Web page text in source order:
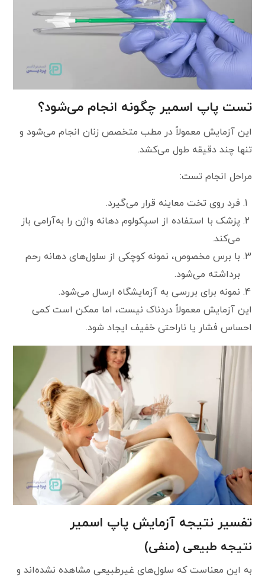
تست پاپ اسمیر چگونه انجام می‌شود؟
این آزمایش معمولاً در مطب متخصص زنان انجام می‌شود و
تنها چند دقیقه طول می‌کشد.
مراحل انجام تست:
فرد روی تخت معاینه قرار می‌گیرد.
پزشک با استفاده از اسپکولوم دهانه واژن را به‌آرامی باز
می‌کند.
با برس مخصوص، نمونه کوچکی از سلول‌های دهانه رحم
برداشته می‌شود.
نمونه برای بررسی به آزمایشگاه ارسال می‌شود.
این آزمایش معمولاً دردناک نیست، اما ممکن است کمی
احساس فشار یا ناراحتی خفیف ایجاد شود.
تفسیر نتیجه آزمایش پاپ اسمیر
نتیجه طبیعی (منفی)
به این معناست که سلول‌های غیرطبیعی مشاهده نشده‌اند و